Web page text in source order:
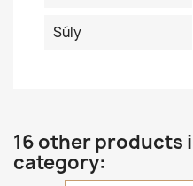
Súly
16 other products
category: